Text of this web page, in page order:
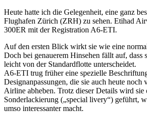
Heute hatte ich die Gelegenheit, eine ganz
Flughafen Zürich (ZRH) zu sehen. Etihad
300ER mit der Registration A6-ETI.
Auf den ersten Blick wirkt sie wie eine
Doch bei genauerem Hinsehen fällt auf, dass
leicht von der Standardflotte unterscheidet.
A6-ETI trug früher eine spezielle
Designanpassungen, die sie auch heute noch
Airline abheben. Trotz dieser Details wird
Sonderlackierung („special livery“) geführt,
umso interessanter macht.